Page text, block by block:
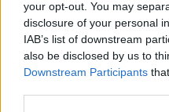
your opt-out. You may
disclosure of your personal
IAB’s list of downstream
also be disclosed by us to
Downstream Participants
Skoupý
Veronika Bonková - 10. 5. 2018
PETROVICE – Od začátku
ohrožením zdroje pitné vody. To
zahloubení vápencového lomu v